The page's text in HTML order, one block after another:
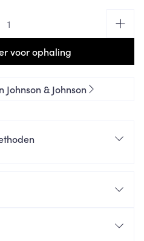
voor ophaling
& Johnson